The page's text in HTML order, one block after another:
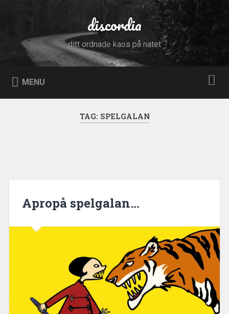
discordia
ditt ordnade kaos på nätet
MENU
TAG: SPELGALAN
Apropå spelgalan…